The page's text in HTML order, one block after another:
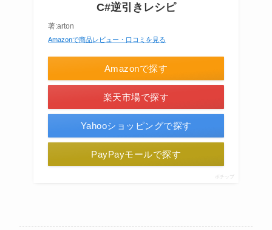
C#逆引きレシピ
著:arton
Amazonで商品レビュー・口コミを見る
Amazonで探す
楽天市場で探す
Yahooショッピングで探す
PayPayモールで探す
ポチップ